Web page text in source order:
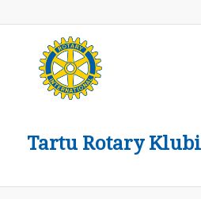
Tartu Rotary Klubi